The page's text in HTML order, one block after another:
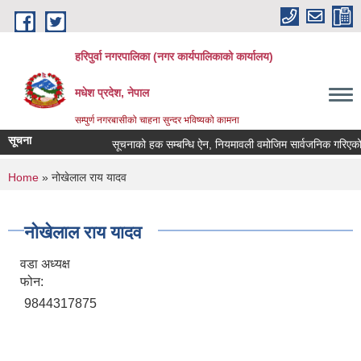
Skip to main content
हरिपुर्वा नगरपालिका (नगर कार्यपालिकाको कार्यालय)
मधेश प्रदेश, नेपाल
सम्पुर्ण नगरबासीको चाहना सुन्दर भविष्यको कामना
सूचना सूचनाको हक सम्बन्धि ऐन, नियमावली वमोजिम सार्वजनिक
You are here
Home » नोखेलाल राय यादव
नोखेलाल राय यादव
वडा अध्यक्ष
फोन:
9844317875